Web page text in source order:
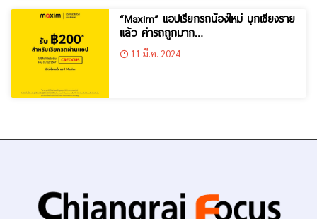
“Maxim” แอปเรียกรถน้องใหม่ บุกเชียงราย
แล้ว ค่ารถถูกมาก…
11 มี.ค. 2024